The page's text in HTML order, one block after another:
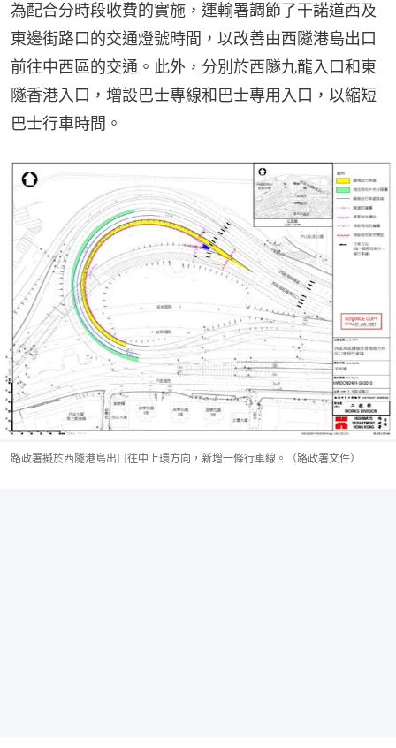
為配合分時段收費的實施，運輸署調節了干諾道西及
東邊街路口的交通燈號時間，以改善由西隧港島出口
前往中西區的交通。此外，分別於西隧九龍入口和東
隧香港入口，增設巴士專線和巴士專用入口，以縮短
巴士行車時間。
路政署擬於西隧港島出口往中上環方向，新增一條行車線。（路政署文件）